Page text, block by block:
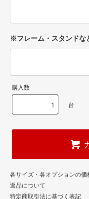
※フレーム・スタンドな
購入数
台
各サイズ・各オプションの価
返品について
特定商取引法に基づく表記